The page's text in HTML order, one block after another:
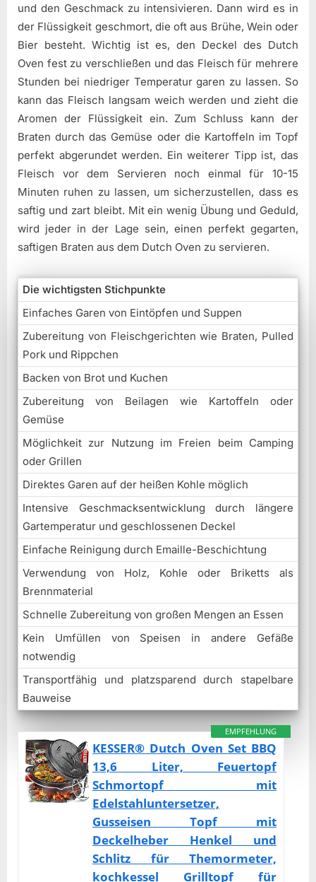
und den Geschmack zu intensivieren. Dann wird es in
der Flüssigkeit geschmort, die oft aus Brühe, Wein oder
Bier besteht. Wichtig ist es, den Deckel des Dutch
Oven fest zu verschließen und das Fleisch für mehrere
Stunden bei niedriger Temperatur garen zu lassen. So
kann das Fleisch langsam weich werden und zieht die
Aromen der Flüssigkeit ein. Zum Schluss kann der
Braten durch das Gemüse oder die Kartoffeln im Topf
perfekt abgerundet werden. Ein weiterer Tipp ist, das
Fleisch vor dem Servieren noch einmal für 10-15
Minuten ruhen zu lassen, um sicherzustellen, dass es
saftig und zart bleibt. Mit ein wenig Übung und Geduld,
wird jeder in der Lage sein, einen perfekt gegarten,
saftigen Braten aus dem Dutch Oven zu servieren.
Die wichtigsten Stichpunkte
Einfaches Garen von Eintöpfen und Suppen
Zubereitung von Fleischgerichten wie Braten, Pulled
Pork und Rippchen
Backen von Brot und Kuchen
Zubereitung von Beilagen wie Kartoffeln oder
Gemüse
Möglichkeit zur Nutzung im Freien beim Camping
oder Grillen
Direktes Garen auf der heißen Kohle möglich
Intensive Geschmacksentwicklung durch längere
Gartemperatur und geschlossenen Deckel
Einfache Reinigung durch Emaille-Beschichtung
Verwendung von Holz, Kohle oder Briketts als
Brennmaterial
Schnelle Zubereitung von großen Mengen an Essen
Kein Umfüllen von Speisen in andere Gefäße
notwendig
Transportfähig und platzsparend durch stapelbare
Bauweise
EMPFEHLUNG
KESSER® Dutch Oven Set BBQ
13,6 Liter, Feuertopf
Schmortopf mit
Edelstahluntersetzer,
Gusseisen Topf mit
Deckelheber Henkel und
Schlitz für Themormeter,
kochkessel Grilltopf für